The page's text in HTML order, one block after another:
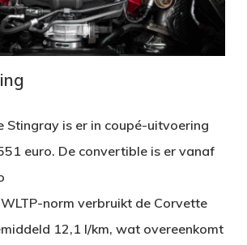
Stingray is er in coupé-uitvoering
euro. De convertible is er vanaf
norm verbruikt de Corvette
12,1 l/km, wat overeenkomt